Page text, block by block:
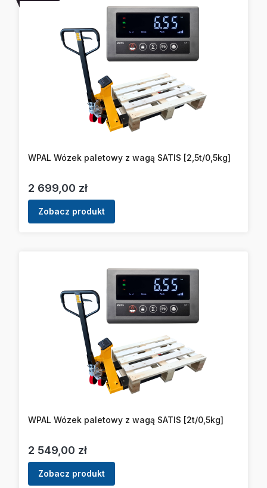
WPAL Wózek paletowy z wagą SATIS [2,5t/0,5kg]
Cena
2 699,00 zł
Zobacz produkt
WPAL Wózek paletowy z wagą SATIS [2t/0,5kg]
Cena
2 549,00 zł
Zobacz produkt